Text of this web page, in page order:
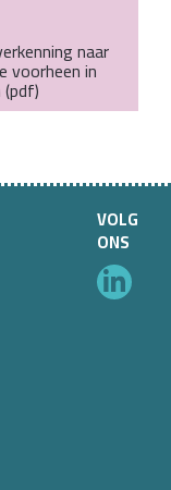
naar
voorheen in
(pdf)
VOLG
ONS